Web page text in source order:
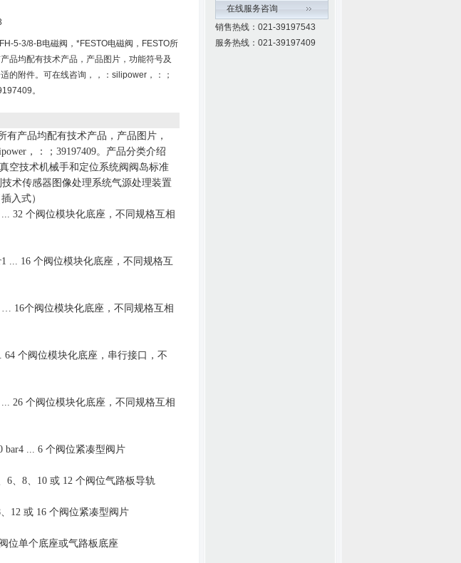
5-3/8-B电磁阀，*FESTO电磁阀，FESTO所
品均配有技术产品，产品图片，功能符号及
的附件。可在线咨询，，：silipower，：；
。
有产品均配有技术产品，产品图片，
，： ； 39197409。产品分类介绍
空技术机械手和定位系统阀阀岛标准
术传感器图像处理系统气源处理装置
入式）
... 32 个阀位模块化底座，不同规格互相
... 16 个阀位模块化底座，不同规格互
… 16个阀位模块化底座，不同规格互相
64 个阀位模块化底座，串行接口，不
... 26 个阀位模块化底座，不同规格互相
bar4 ... 6 个阀位紧凑型阀片
6、 8、 10 或 12 个阀位气路板导轨
、 12 或 16 个阀位紧凑型阀片
位单个底座或气路板底座
在线服务咨询
销售热线：021-39197543
服务热线：021-39197409